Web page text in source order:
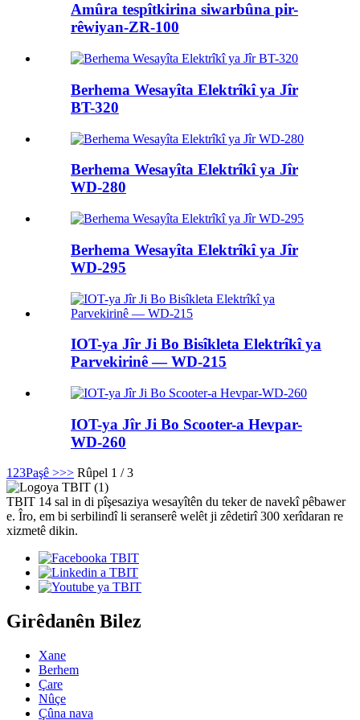
Amûra tespîtkirina siwarbûna pir-
rêwiyan-ZR-100
Berhema Wesayîta Elektrîkî ya Jîr
BT-320
Berhema Wesayîta Elektrîkî ya Jîr
WD-280
Berhema Wesayîta Elektrîkî ya Jîr
WD-295
IOT-ya Jîr Ji Bo Bisîkleta Elektrîkî ya
Parvekirinê — WD-215
IOT-ya Jîr Ji Bo Scooter-a Hevpar-
WD-260
1 23Paşê >>> Rûpel 1 / 3
TBIT 14 sal in di pîşesaziya wesayîtên du teker de navekî pêbawer
e. Îro, em bi serbilindî li seranserê welêt ji zêdetirî 300 xerîdaran re
xizmetê dikin.
Girêdanên Bilez
Xane
Berhem
Çare
Nûçe
Çûna nava